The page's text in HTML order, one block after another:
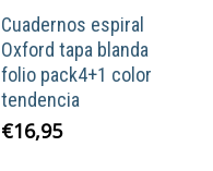
Cuadernos espiral
Oxford tapa blanda
folio pack4+1 color
tendencia
€16,95